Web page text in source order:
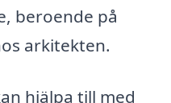
beroende på
arkitekten.
hjälpa till med